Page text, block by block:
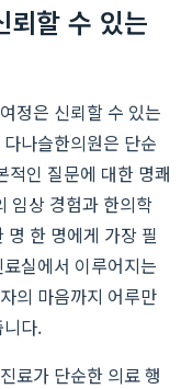
뢰할 수 있는
정은 신뢰할 수 있는
나슬한의원은 단순
인 질문에 대한 명쾌
임상 경험과 한의학
한 명에게 가장 필
실에서 이루어지는
의 마음까지 어루만
다.
료가 단순한 의료 행